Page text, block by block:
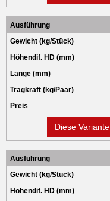
Diese